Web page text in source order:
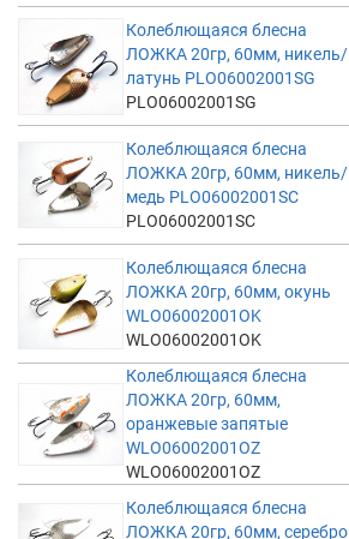
Колеблющаяся блесна
ЛОЖКА 20гр, 60мм, никель/
латунь PLO06002001SG
PLO06002001SG
Колеблющаяся блесна
ЛОЖКА 20гр, 60мм, никель/
медь PLO06002001SC
PLO06002001SC
Колеблющаяся блесна
ЛОЖКА 20гр, 60мм, окунь
WLO06002001OK
WLO06002001OK
Колеблющаяся блесна
ЛОЖКА 20гр, 60мм,
оранжевые запятые
WLO06002001OZ
WLO06002001OZ
Колеблющаяся блесна
ЛОЖКА 20гр, 60мм, серебро